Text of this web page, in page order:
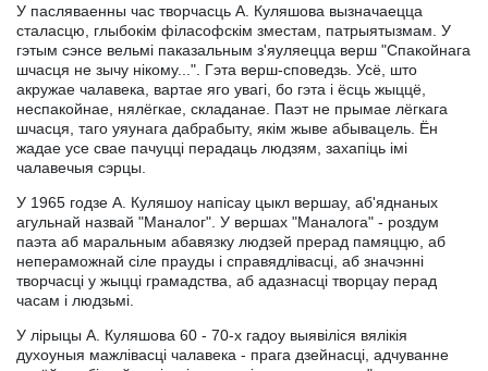
У пасляваенны час творчасць А. Куляшова вызначаецца
сталасцю, глыбокiм фiласофскiм зместам, патрыятызмам. У
гэтым сэнсе вельмi паказальным з'яуляецца верш "Спакойнага
шчасця не зычу нiкому...". Гэта верш-споведзь. Усё, што
акружае чалавека, вартае яго увагi, бо гэта i ёсць жыццё,
неспакойнае, нялёгкае, складанае. Паэт не прымае лёгкага
шчасця, таго уяунага дабрабыту, якiм жыве абывацель. Ён
жадае усе свае пачуццi перадаць людзям, захапiць iмi
чалавечыя сэрцы.
У 1965 годзе А. Куляшоу напiсау цыкл вершау, аб'яднаных
агульнай назвай "Маналог". У вершах "Маналога" - роздум
паэта аб маральным абавязку людзей прерад памяццю, аб
непераможнай сiле прауды i справядлiвасцi, аб значэннi
творчасцi у жыццi грамадства, аб адазнасцi творцау перад
часам i людзьмi.
У лiрыцы А. Куляшова 60 - 70-х гадоу выявiлiся вялiкiя
духоуныя мажлiвасцi чалавека - прага дзейнасцi, адчуванне